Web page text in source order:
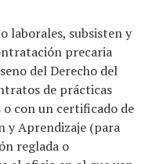
laborales, subsisten y
precaria
del Derecho del
de prácticas
con un certificado de
y Aprendizaje (para
reglada o